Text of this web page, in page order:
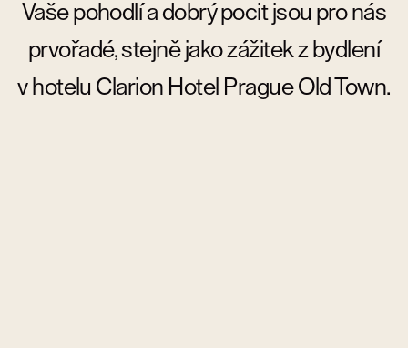
Vaše pohodlí a dobrý pocit jsou pro nás
prvořadé, stejně jako zážitek z bydlení
v hotelu Clarion Hotel Prague Old Town.